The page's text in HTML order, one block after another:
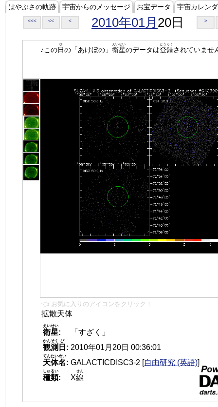
はやぶさの軌跡 宇宙からのメッセージ お宝データ 宇宙カレン
<<< << < 2010年01月 20日 >
♪この日
ひ
の「あけぼの」 衛星
えいせい
のデータは登録
とうろく
されていませ
👈 お気に入りのアイコンをクリック！
拡散天体
衛星
えいせい
:
「すざく」
観測
かんそく
日
び
: 2010年01月20日 00:36:01
天体名
てんたいめい
: GALACTICDISC3-2 [自由研究 (英語)]
種類
しゅるい
: X線
せん